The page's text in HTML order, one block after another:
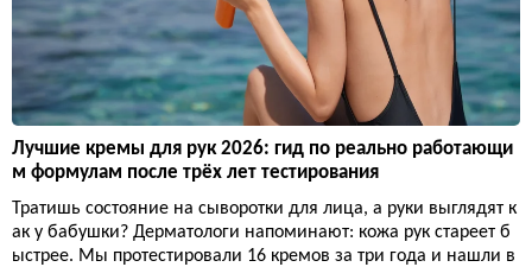
Лучшие кремы для рук 2026: гид по реально работающи
м формулам после трёх лет тестирования
Тратишь состояние на сыворотки для лица, а руки выглядят к
ак у бабушки? Дерматологи напоминают: кожа рук стареет б
ыстрее. Мы протестировали 16 кремов за три года и нашли в